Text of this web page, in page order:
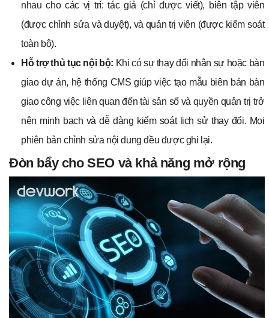
nhau cho các vị trí: tác giả (chỉ được viết), biên tập viên
(được chỉnh sửa và duyệt), và quản trị viên (được kiểm soát
toàn bộ).
Hỗ trợ thủ tục nội bộ: Khi có sự thay đổi nhân sự hoặc bàn
giao dự án, hệ thống CMS giúp việc tạo mẫu biên bản bàn
giao công việc liên quan đến tài sản số và quyền quản trị trở
nên minh bạch và dễ dàng kiểm soát lịch sử thay đổi. Mọi
phiên bản chỉnh sửa nội dung đều được ghi lại.
Đòn bẩy cho SEO và khả năng mở rộng